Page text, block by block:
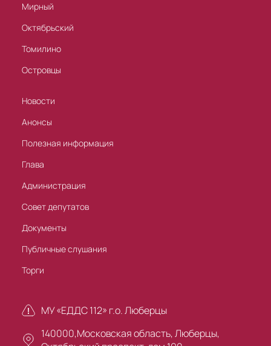
Мирный
Октябрьский
Томилино
Островцы
Новости
Анонсы
Полезная информация
Глава
Администрация
Совет депутатов
Документы
Публичные слушания
Торги
МУ «ЕДДС 112» г.о. Люберцы
140000,Московская область, Люберцы,